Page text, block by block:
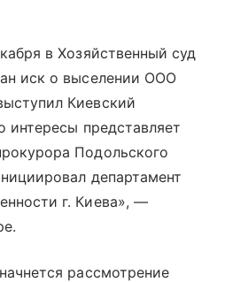
в Хозяйственный суд
иск о выселении ООО
Киевский
интересы представляет
Подольского
департамент
г. Киева», —
рассмотрение